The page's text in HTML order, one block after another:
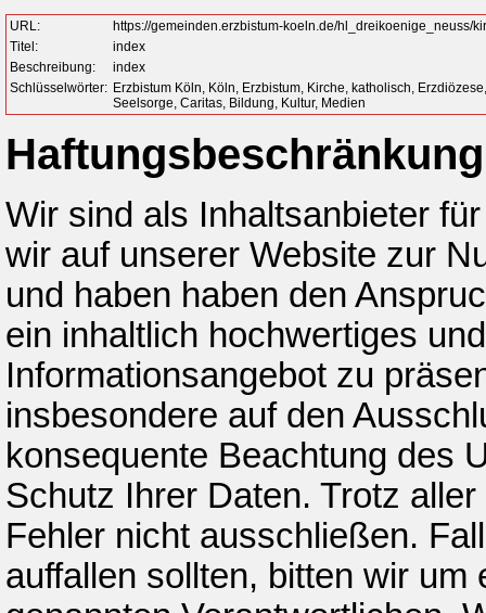
URL:
https://gemeinden.erzbistum-koeln.de/hl_dreikoenige_neuss/
Titel:
index
Beschreibung:
index
Schlüsselwörter: Erzbistum Köln, Köln, Erzbistum, Kirche, katholisch,
Seelsorge, Caritas, Bildung, Kultur, Medien
Haftungsbeschränkung
Wir sind als Inhaltsanbieter
wir auf unserer Website zur
und haben haben den
ein inhaltlich hochwertiges
Informationsangebot zu
insbesondere auf den
konsequente Beachtung des
Schutz Ihrer Daten. Trotz
Fehler nicht ausschließen.
auffallen sollten, bitten wir